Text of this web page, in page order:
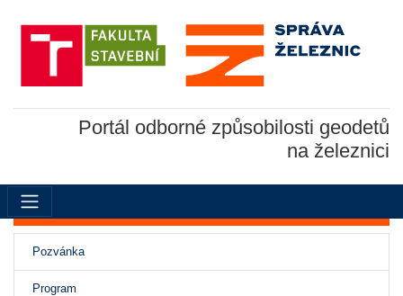
Portál odborné způsobilosti geodetů
na železnici
Pozvánka
Program